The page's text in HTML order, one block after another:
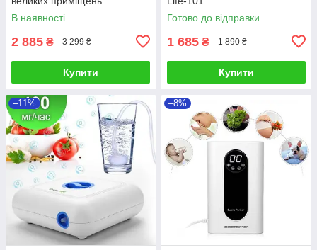
Генератор озону з високою
продуктивністю 30 г/год
В наявності
2 885 ₴ 3 299 ₴
Купити
Готово до відправки
1 685 ₴ 1 890 ₴
Купити
–11% –8%